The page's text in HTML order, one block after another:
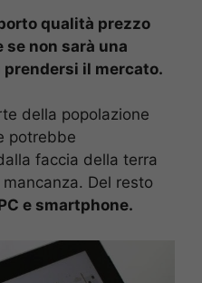
qualità prezzo
se non sarà una
il mercato.
della popolazione
potrebbe
faccia della terra
Del resto
e smartphone.